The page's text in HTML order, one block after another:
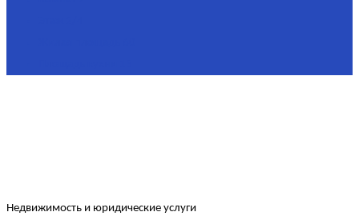
Недвижимость и юридические услуги